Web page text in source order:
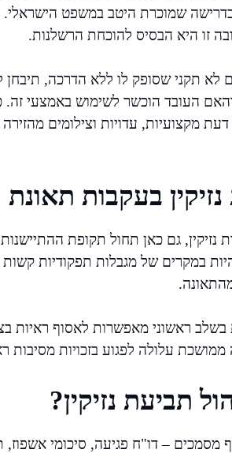
שמוכרת היטב במשפט הישראלי.
זו היא הבסיס להוכחת הרשלנות.
לא תקני שסופק לו ללא הדרכה,
העובד הוכשר לשימוש באמצעי
מקצועיות, עדויות וצילומים
בעקבות
נזיקין, גם כאן תחול תקופת
במקרים של מגבלות תפקודיות
ראשוני מאפשרות לאסוף ראיות
עלולה לפגוע בזכויות מסיבות
תביעת נזיקין?
– דו"ח פגיעה, סיכומי אשפוז,